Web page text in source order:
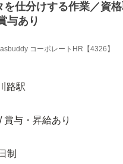
仕分けする作業／資
与あり
コーポレートHR【4326】
路駅
賞与・昇給あり
制